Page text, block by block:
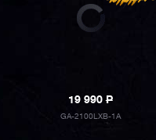
19 990P
GA-2100LXB-1A